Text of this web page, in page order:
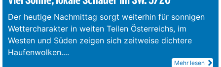
Der heutige Nachmittag sorgt weiterhin für sonnigen
Wettercharakter in weiten Teilen Österreichs, im
Westen und Süden zeigen sich zeitweise dichtere
Haufenwolken....
Mehr lesen